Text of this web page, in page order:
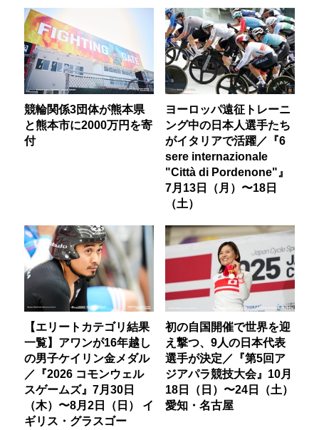
競輪関係3団体が熊本県
と熊本市に2000万円を寄
付
ヨーロッパ遠征トレーニ
ング中の日本人選手たち
がイタリアで活躍／『6
sere internazionale
"Città di Pordenone"』
7月13日（月）〜18日
（土）
【エリートカテゴリ結果
一覧】アワンが16年越し
の男子ケイリン金メダル
／『2026 コモンウェル
スゲームズ』7月30日
（木）〜8月2日（日） イ
ギリス・グラスゴー
初の自国開催で世界を迎
え撃つ、9人の日本代表
選手が決定／『第5回ア
ジアパラ競技大会』10月
18日（日）〜24日（土）
愛知・名古屋